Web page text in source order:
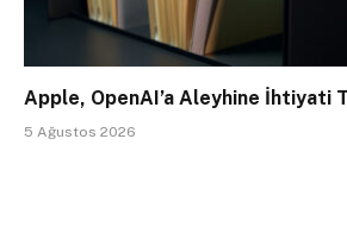
Apple, OpenAI’a Aleyhine İhtiyati
5 Ağustos 2026